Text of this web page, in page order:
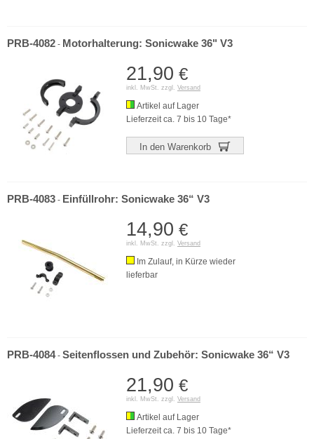
PRB-4082 - Motorhalterung: Sonicwake 36" V3
21,90 €
inkl. MwSt. zzgl. Versand
Artikel auf Lager
Lieferzeit ca. 7 bis 10 Tage*
In den Warenkorb
PRB-4083 - Einfüllrohr: Sonicwake 36“ V3
14,90 €
inkl. MwSt. zzgl. Versand
Im Zulauf, in Kürze wieder
lieferbar
PRB-4084- Seitenflossen und Zubehör: Sonicwake 36“ V3
21,90 €
inkl. MwSt. zzgl. Versand
Artikel auf Lager
Lieferzeit ca. 7 bis 10 Tage*